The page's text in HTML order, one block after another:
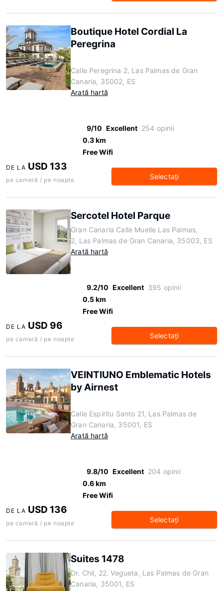
Boutique Hotel Cordial La
Peregrina
Calle Peregrina 2, Las Palmas de Gran
Canaria, 35002, ES
Arată hartă
9/10 Excellent 254 opinii
0.3 km
Free Wifi
DE LA USD 133
pe cameră / pe noapte Selectaţi
Sercotel Hotel Parque
Gran Canaria Calle Muelle Las Palmas,
2, Las Palmas de Gran Canaria, 35003, ES
Arată hartă
9.2/10 Excellent 395 opinii
0.5 km
Free Wifi
DE LA USD 96
pe cameră / pe noapte Selectaţi
VEINTIUNO Emblematic Hotels
by Airnest
Calle Espíritu Santo 21, Las Palmas de
Gran Canaria, 35001, ES
Arată hartă
9.8/10 Excellent 204 opinii
0.6 km
Free Wifi
DE LA USD 136
pe cameră / pe noapte Selectaţi
Suites 1478
Dr. Chil, 22. Vegueta, Las Palmas de Gran
Canaria, 35001, ES